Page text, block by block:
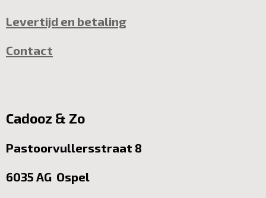
Levertijd en betaling
Contact
Cadooz & Zo
Pastoorvullersstraat 8
6035 AG Ospel